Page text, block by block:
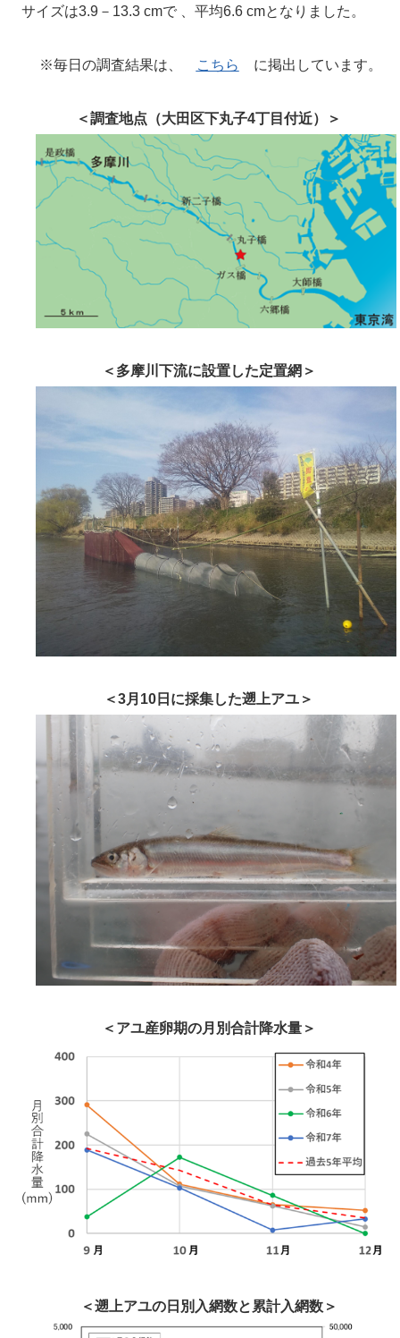
サイズは3.9－13.3 cmで 、平均6.6 cmとなりました。
※毎日の調査結果は、 こちら に掲出しています。
＜調査地点（大田区下丸子4丁目付近）＞
＜多摩川下流に設置した定置網＞
＜3月10日に採集した遡上アユ＞
＜アユ産卵期の月別合計降水量＞
＜遡上アユの日別入網数と累計入網数＞